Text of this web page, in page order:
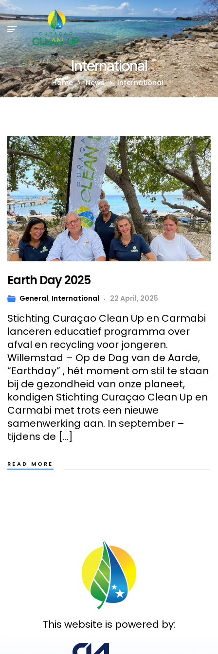
International
Home > News > International
Earth Day 2025
General, International 22 April, 2025
Stichting Curaçao Clean Up en Carmabi
lanceren educatief programma over
afval en recycling voor jongeren.
Willemstad – Op de Dag van de Aarde,
“Earthday” , hét moment om stil te staan
bij de gezondheid van onze planeet,
kondigen Stichting Curaçao Clean Up en
Carmabi met trots een nieuwe
samenwerking aan. In september –
tijdens de […]
READ MORE
This website is powered by: